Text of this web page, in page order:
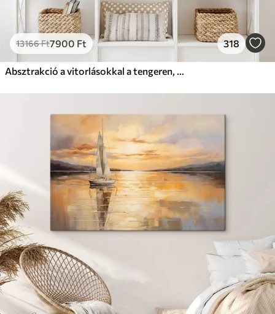
13166Ft7900 Ft 318
Absztrakció a vitorlásokkal a tengeren, akril stílusban, naplemente